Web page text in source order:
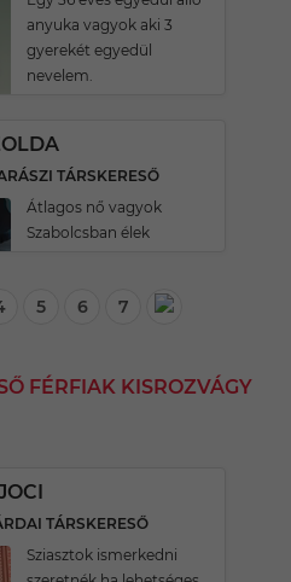
anyuka vagyok aki 3
gyerekét egyedül
nevelem.
TÁRSKERESŐ
Átlagos nő vagyok
Szabolcsban élek
5 6 7
FÉRFIAK KISROZVÁGY
TÁRSKERESŐ
Sziasztok ismerkedni